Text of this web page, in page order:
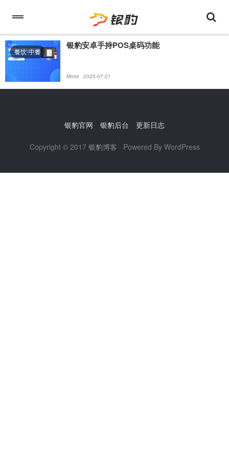
餐饮-中餐
银豹安卓手持POS桌码功能
Mose 2025-07-21
银豹官网 银豹后台 更新日志
Copyright © 2017 银豹博客 · Powered By WordPress